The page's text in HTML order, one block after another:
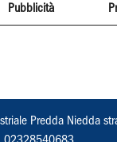
Pubblicità
Predda Niedda